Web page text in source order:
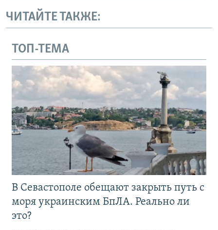
ЧИТАЙТЕ ТАКЖЕ:
ТОП-ТЕМА
В Севастополе обещают закрыть путь с
моря украинским БпЛА. Реально ли
это?